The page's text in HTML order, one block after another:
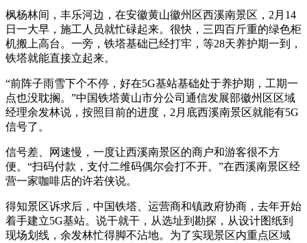
枫杨林间，丰乐河边，在安徽黄山徽州区西溪南景区，2月14
日一大早，施工人员就忙碌起来。很快，三四百斤重的绿色柜
机搬上高台。一旁，铁塔基础已经打牢，等28天养护期一到，
铁塔就能直接立起来。
“前阵子雨雪下个不停，好在5G基站基础处于养护期，工期一
点也没耽搁。”中国铁塔黄山市分公司通信发展部徽州区区域
经理余发林说，按照目前的进度，2月底西溪南景区就能有5G
信号了。
信号差、网速慢，一度让西溪南景区的商户和游客很不方
便。“扫码付款，支付二维码偶尔会打不开。”在西溪南景区经
营一家咖啡店的许若侠说。
得知景区诉求后，中国铁塔、运营商和镇政府协商，去年开始
着手建立5G基站。说干就干，从选址到勘探，从设计图纸到
现场划线，余发林忙得脚不沾地。为了实现景区内重点区域